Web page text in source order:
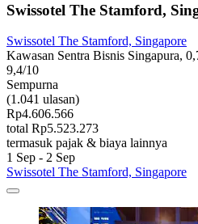
Swissotel The Stamford,
Swissotel The Stamford, Singapore
Kawasan Sentra Bisnis Singapura,
9,4/10
Sempurna
(1.041 ulasan)
Rp4.606.566
total Rp5.523.273
termasuk pajak & biaya lainnya
1 Sep - 2 Sep
Swissotel The Stamford, Singapore